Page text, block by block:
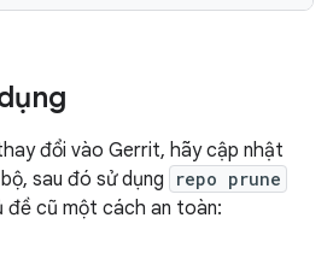
đổi vào Gerrit, hãy cập nhật
sau đó sử dụng
repo prune
đề cũ một cách an toàn: